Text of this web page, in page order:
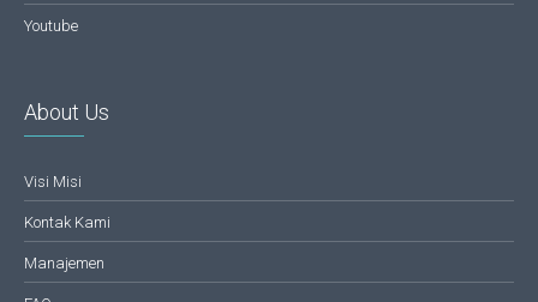
Youtube
About Us
Visi Misi
Kontak Kami
Manajemen